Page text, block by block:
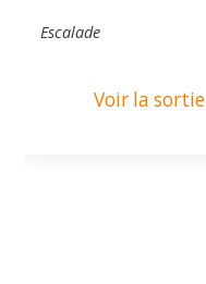
Escalade
Voir la sortie